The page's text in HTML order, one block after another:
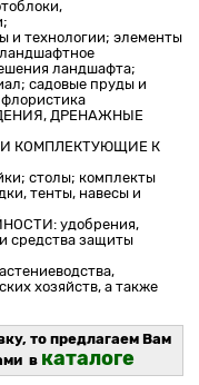
технологии; элементы
ландшафта;
садовые пруды и
ДРЕНАЖНЫЕ
КОМПЛЕКТУЮЩИЕ К
столы; комплекты
тенты, навесы и
удобрения,
средства защиты
хозяйств, а также
то предлагаем Вам
в каталоге